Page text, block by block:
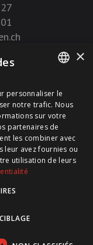
et restez à jour !
FRENCH
×
personnaliser le
notre trafic. Nous
sur votre
partenaires de
les combiner avec
leur avez fournies ou
utilisation de leurs
CIBLAGE